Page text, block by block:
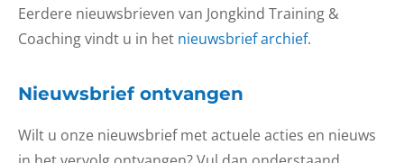
Eerdere nieuwsbrieven van Jongkind Training &
Coaching vindt u in het nieuwsbrief archief.
Nieuwsbrief ontvangen
Wilt u onze nieuwsbrief met actuele acties en nieuws